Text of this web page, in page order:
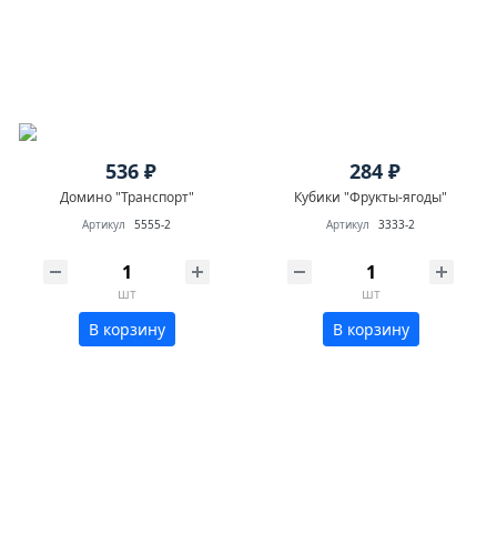
536 ₽
Домино "Транспорт"
Артикул 5555-2
шт
В корзину
284 ₽
Кубики "Фрукты-ягоды"
Артикул 3333-2
шт
В корзину